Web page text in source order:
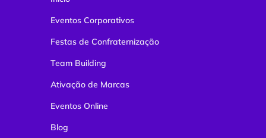
Eventos Corporativos
Festas de Confraternização
Team Building
Ativação de Marcas
Eventos Online
Blog